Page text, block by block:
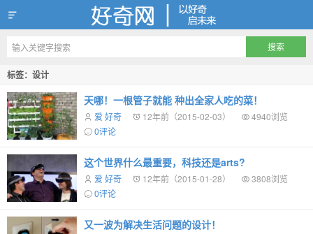
好奇网
标签：设计
天哪！一根管子就能 种出全家人吃的菜！
爱 好奇 12年前（2015-02-03）
4940浏览
0评论
这个世界什么最重要，科技还是arts?
爱 好奇 12年前（2015-01-28）
3808浏览
0评论
又一波为解决生活问题的设计！